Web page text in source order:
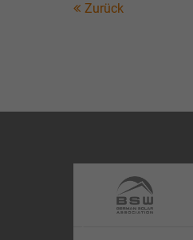
Zurück